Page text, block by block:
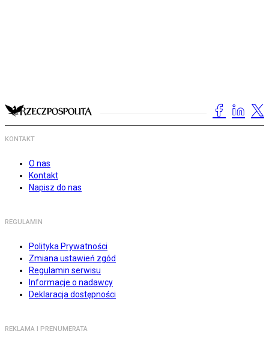
KONTAKT
O nas
Kontakt
Napisz do nas
REGULAMIN
Polityka Prywatności
Zmiana ustawień zgód
Regulamin serwisu
Informacje o nadawcy
Deklaracja dostępności
REKLAMA I PRENUMERATA